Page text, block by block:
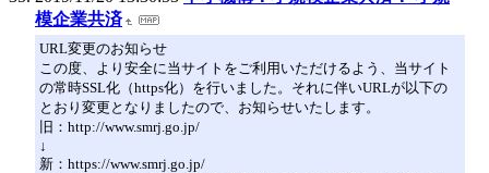
模企業共済
URL変更のお知らせ
この度、より安全に当サイトをご利用いただけるよう、当サイト
の常時SSL化（https化）を行いました。それに伴いURLが以下の
とおり変更となりましたので、お知らせいたします。
旧：http://www.smrj.go.jp/
↓
新：https://www.smrj.go.jp/